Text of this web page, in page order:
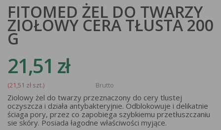
FITOMED ŻEL DO TWARZY
ZIOŁOWY CERA TŁUSTA 200
G
21,51 zł
(21,51 zł szt.) Brutto
Ziolowy żel do twarzy przeznaczony do cery tlustej
oczyszcza i działa antybakteryjnie. Odblokowuje i delikatnie
ściaga pory, przez co zapobiega szybkiemu przetłuszczaniu
sie skóry. Posiada łagodne właściwości myjące.